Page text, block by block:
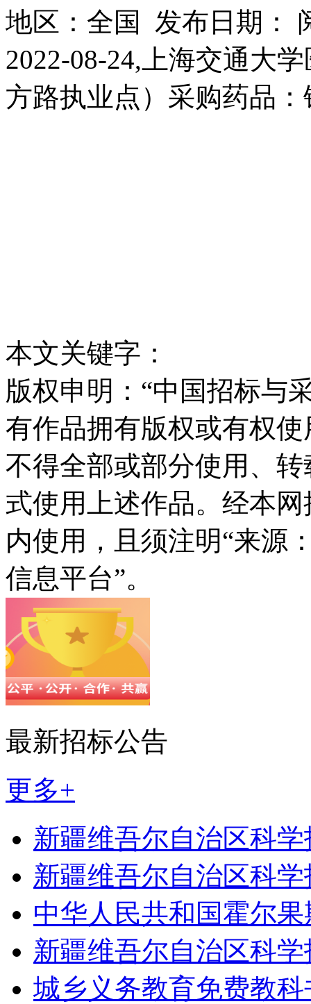
地区：全国 发布日期：
2022-08-24,上海交通大
方路执业点）采购药品
本文关键字：
版权申明：“中国招标与
有作品拥有版权或有权
不得全部或部分使用、
式使用上述作品。经本
内使用，且须注明“来源
信息平台”。
最新招标公告
更多+
新疆维吾尔自治区科
新疆维吾尔自治区科
中华人民共和国霍尔
新疆维吾尔自治区科
城乡义务教育免费教